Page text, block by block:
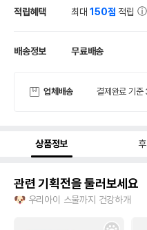
적립혜택 최대150점 적립
배송정보 무료배송
업체배송 결제완료 기준
상품정보 후
관련 기획전을 둘러보세요
🐶 우리아이 스물까지 건강하개